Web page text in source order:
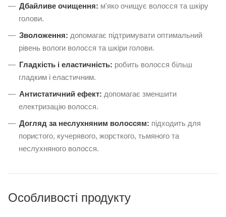
Дбайливе очищення: м'яко очищує волосся та шкіру
голови.
Зволоження: допомагає підтримувати оптимальний
рівень вологи волосся та шкіри голови.
Гладкість і еластичність: робить волосся більш
гладким і еластичним.
Антистатичний ефект: допомагає зменшити
електризацію волосся.
Догляд за неслухняним волоссям: підходить для
пористого, кучерявого, жорсткого, тьмяного та
неслухняного волосся.
Особливості продукту